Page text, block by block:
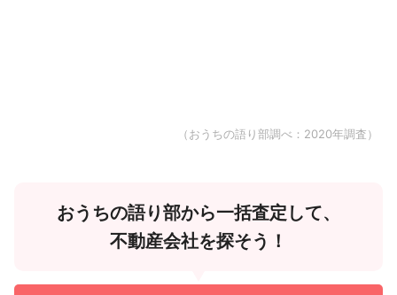
（おうちの語り部調べ：2020年調査）
おうちの語り部から一括査定して、
不動産会社を探そう！